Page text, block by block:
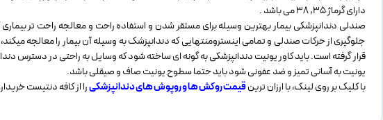
دارای گرماژ 35, 38 می باشد .
صندلی دندانپزشکی بیمار بهترین وسیله برای مستقر شدن و استفاده راحت و معالجه راحت تر
جلوگیری از حرکات صندلی و تمامی اینسترومنتهایی که دندانپزشک به وسیله آن بیمار را معالجه
قرار گرفته است. باید کاور یونیت دندانپزشکی به گونه ای ساخته شود که وسایل به راحتی در دسترس
یونیت به آسانی تمیز و ضد عفونی شود باید حتما سطوح یونیت صاف و صیقلی باشد.
با کلیک بر روی لینک، با ارزان ترینقیمت روکش ها و روپوش های دندانپزشکیرا از کافه دنتیست